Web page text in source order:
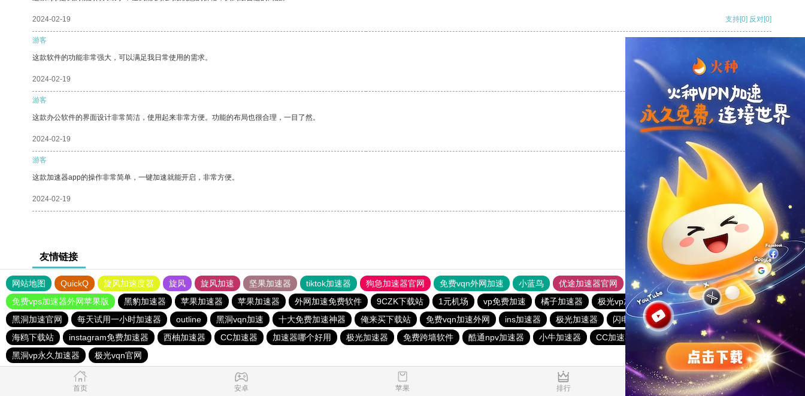
2024-02-19 支持[0] 反对[0]
游客
这款软件的功能非常强大，可以满足我日常使用的需求。
2024-02-19
游客
这款办公软件的界面设计非常简洁，使用起来非常方便。功能的布局也很合理，一目了然。
2024-02-19 反对
游客
这款加速器app的操作非常简单，一键加速就能开启，非常方便。
2024-02-19 反对[0]
友情链接
网站地图 QuickQ 旋风加速度器 旋风 旋风加速 坚果加速器 tiktok加速器 狗急加速器官网 免费vqn外网加速 小蓝鸟 优途加速器官网 风驰加速器 旋风加速器
八戒看书
免费vps加速器外网苹果版
黑豹加速器 苹果加速器 苹果加速器 外网加速免费软件 9CZK下载站 1元机场 vp免费加速 橘子加速器 极光vp加速器 快连pvn加速器
极光加速器
黑洞加速官网
每天试用一小时加速器 outline 黑洞vqn加速 十大免费加速神器 俺来买下载站 免费vqn加速外网 ins加速器 极光加速器 闪电猫加速器
永久免费vqn加速外网
海鸥下载站
instagram免费加速器 西柚加速器 CC加速器 加速器哪个好用 极光加速器 免费跨墙软件 酷通npv加速器 小牛加速器 CC加速器 quickq
云帆加速器
黑洞vp永久加速器
极光vqn官网
首页 安卓 苹果 排行 推荐